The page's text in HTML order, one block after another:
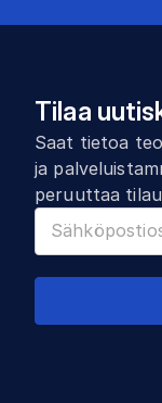
Tilaa
Saat tietoa
ja
peruuttaa